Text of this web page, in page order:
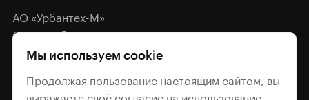
АО «Урбантех-М»
ООО «Урбантех-ИТ»
Политика обработки
персональных данных
Мы используем cookie
Продолжая пользование настоящим сайтом, вы
выражаете своё согласиена использование